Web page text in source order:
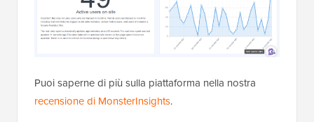
Puoi saperne di più sulla piattaforma nella nostra
recensione di MonsterInsights.